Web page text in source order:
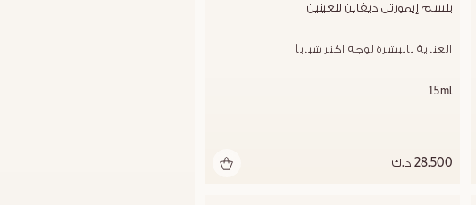
بلسم إيمورتل ديفاين للعينين
العناية بالبشرة لوجه اكثر شباباُ
15ml
28.500 د.ك